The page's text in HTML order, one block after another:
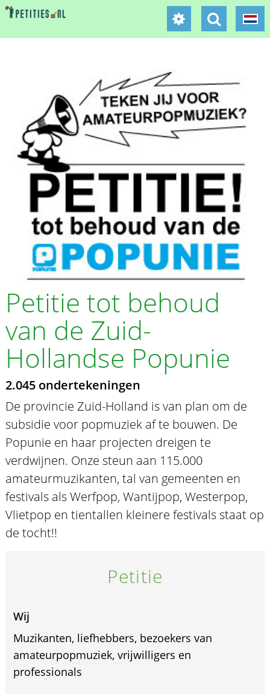
Petitie tot behoud
van de Zuid-
Hollandse Popunie
2.045 ondertekeningen
De provincie Zuid-Holland is van plan om de
subsidie voor popmuziek af te bouwen. De
Popunie en haar projecten dreigen te
verdwijnen. Onze steun aan 115.000
amateurmuzikanten, tal van gemeenten en
festivals als Werfpop, Wantijpop, Westerpop,
Vlietpop en tientallen kleinere festivals staat op
de tocht!!
Petitie
Wij
Muzikanten, liefhebbers, bezoekers van
amateurpopmuziek, vrijwilligers en
professionals